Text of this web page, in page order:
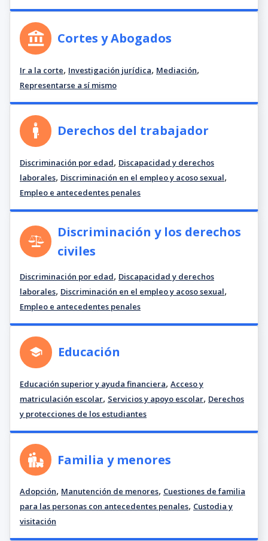
Cortes y Abogados
Ir a la corte, Investigación jurídica, Mediación,
Representarse a sí mismo
Derechos del trabajador
Discriminación por edad, Discapacidad y derechos
laborales, Discriminación en el empleo y acoso sexual,
Empleo e antecedentes penales
Discriminación y los derechos
civiles
Discriminación por edad, Discapacidad y derechos
laborales, Discriminación en el empleo y acoso sexual,
Empleo e antecedentes penales
Educación
Educación superior y ayuda financiera, Acceso y
matriculación escolar, Servicios y apoyo escolar, Derechos
y protecciones de los estudiantes
Familia y menores
Adopción, Manutención de menores, Cuestiones de familia
para las personas con antecedentes penales, Custodia y
visitación